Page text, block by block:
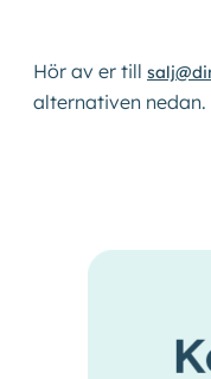
Hör av er till
alternativen nedan.